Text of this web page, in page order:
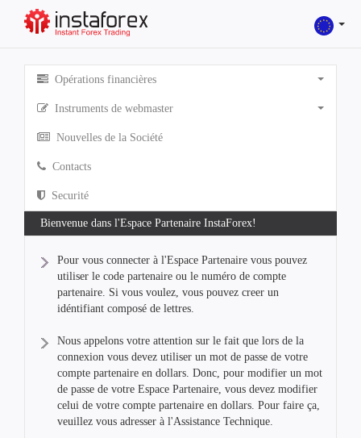
Opérations financières
Instruments de webmaster
Nouvelles de la Société
Contacts
Securité
Bienvenue dans l'Espace Partenaire InstaForex!
Pour vous connecter à l'Espace Partenaire vous pouvez
utiliser le code partenaire ou le numéro de compte
partenaire. Si vous voulez, vous pouvez creer un
idéntifiant composé de lettres.
Nous appelons votre attention sur le fait que lors de la
connexion vous devez utiliser un mot de passe de votre
compte partenaire en dollars. Donc, pour modifier un mot
de passe de votre Espace Partenaire, vous devez modifier
celui de votre compte partenaire en dollars. Pour faire ça,
veuillez vous adresser à l'Assistance Technique.